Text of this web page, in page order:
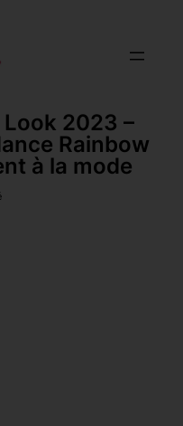
2023 –
Rainbow
à la mode